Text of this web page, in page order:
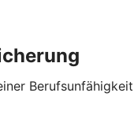
Berufsunfähigkeit